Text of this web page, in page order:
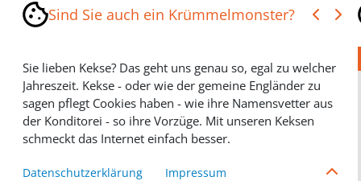
Referenzen
Medienspiegel & Presseinformationen
*** Vertrag widerrufen ***
Sind Sie auch ein Krümmelmonster?
Sie lieben Kekse? Das geht uns genau so, egal zu welcher
Jahreszeit. Kekse - oder wie der gemeine Engländer zu
sagen pflegt Cookies haben - wie ihre Namensvetter aus
der Konditorei - so ihre Vorzüge. Mit unseren Keksen
schmeckt das Internet einfach besser.
Cookies helfen Ihnen, Ihre gewünschten Artikel schneller
Datenschutzerklärung Impressum